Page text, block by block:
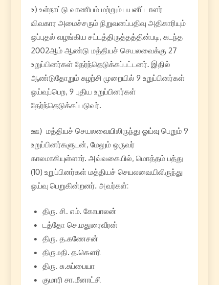
உ) உள்நாட்டு வாணிபம் மற்றும் பயனீட்டாளர்
விவகார அமைச்சரும் நிறுவனப்பதிவு அதிகாரியும்
ஒப்புதல் வழங்கிய சட்டத்திருத்தத்தின்படி, கடந்த
2002ஆம் ஆண்டு மத்தியச் செயலவைக்கு 27
உறுப்பினர்கள் தேர்ந்தெடுக்கப்பட்டனர். இதில்
ஆண்டுதோறும் சுழற்சி முறையில் 9 உறுப்பினர்கள்
ஓய்வுப்பெற, 9 புதிய உறுப்பினர்கள்
தேர்ந்தெடுக்கப்படுவர்.
ஊ) மத்தியச் செயலவையிலிருந்து ஓய்வு பெறும் 9
உறுப்பினர்களுடன், மேலும் ஒருவர்
காலமாகியுள்ளார். அவ்வகையில், மொத்தம் பத்து
(10) உறுப்பினர்கள் மத்தியச் செயலவையிலிருந்து
ஓய்வு பெறுகின்றனர். அவர்கள்:
திரு. சி. எம். கோபாலன்
டத்தோ செ.மதுரைவீரன்
திரு. த.கணேசன்
திருமதி. த.கௌரி
திரு. சு.சுப்பையா
குமாரி சா.மீனாட்சி